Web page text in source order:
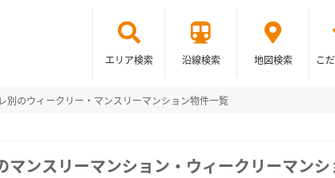
エリア検索 沿線検索 地図検索 こ
別のウィークリー・マンスリーマンション物件一覧
マンスリーマンション・ウィークリーマン